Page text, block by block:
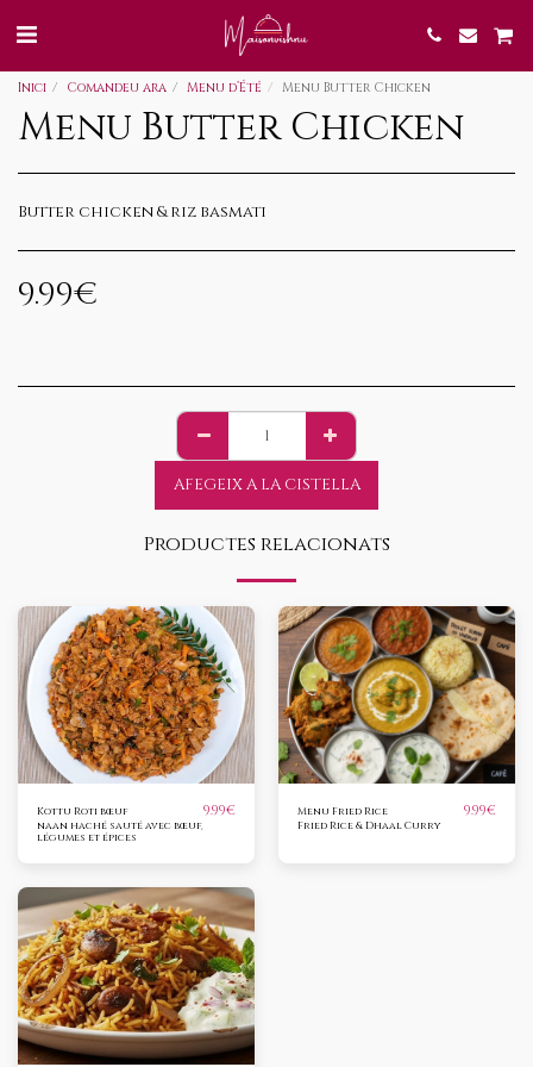
Inici Comandeu ara Menu d’Été Menu Butter Chicken
Menu Butter Chicken
Butter chicken & riz basmati
9.99€
AFEGEIX A LA CISTELLA
Productes relacionats
Kottu Roti bœuf 9.99€
naan haché sauté avec bœuf,
légumes et épices
Menu Fried Rice 9.99€
Fried Rice & Dhaal Curry